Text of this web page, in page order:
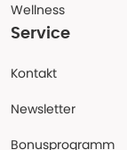
Wellness
Service
Kontakt
Newsletter
Bonusprogramm